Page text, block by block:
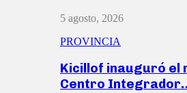
5 agosto, 2026
PROVINCIA
Kicillof inauguró el
Centro